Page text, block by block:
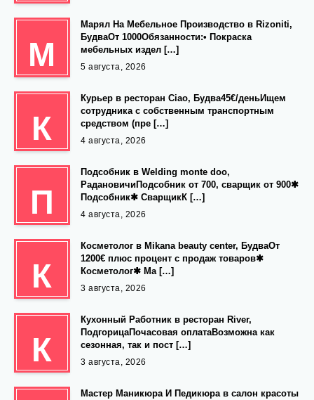
М
Марял На Мебельное Производство в Rizoniti,
БудваОт 1000Обязанности:• Покраска
мебельных издел […]
5 августа, 2026
К
Курьер в ресторан Ciao, Будва45€/деньИщем
сотрудника с собственным транспортным
средством (пре […]
4 августа, 2026
П
Подсобник в Welding monte doo,
РадановичиПодсобник от 700, сварщик от 900✱
Подсобник✱ СварщикК […]
4 августа, 2026
К
Косметолог в Mikana beauty center, БудваОт
1200€ плюс процент с продаж товаров✱
Косметолог✱ Ма […]
3 августа, 2026
К
Кухонный Работник в ресторан River,
ПодгорицаПочасовая оплатаВозможна как
сезонная, так и пост […]
3 августа, 2026
Мастер Маникюра И Педикюра в салон красоты